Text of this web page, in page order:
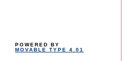
POWERED BY
MOVABLE TYPE 4.01